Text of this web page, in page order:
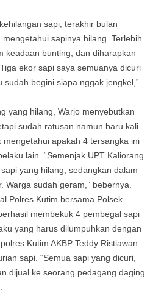
sapi, terakhir bulan
sapinya hilang. Terlebih
keadaan bunting, dan diharapkan
ekor sapi saya semuanya dicuri
begini siapa nggak jengkel,”
yang hilang, Warjo menyebutkan
sudah ratusan namun baru kali
apakah 4 tersangka ini
lain. “Semenjak UPT Kaliorang
yang hilang, sedangkan dalam
sudah geram,” bebernya.
Polres Kutim bersama Polsek
membekuk 4 pembegal sapi
yang harus dilumpuhkan dengan
Kutim AKBP Teddy Ristiawan
sapi. “Semua sapi yang dicuri,
dijual ke seorang pedagang daging